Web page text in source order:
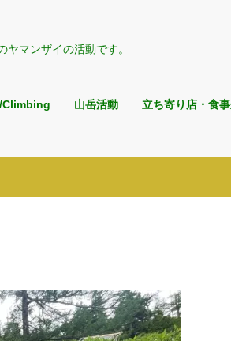
マンザイの活動です。
山岳活動 立ち寄り店・食